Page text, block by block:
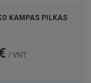
KAMPAS PILKAS
/ VNT